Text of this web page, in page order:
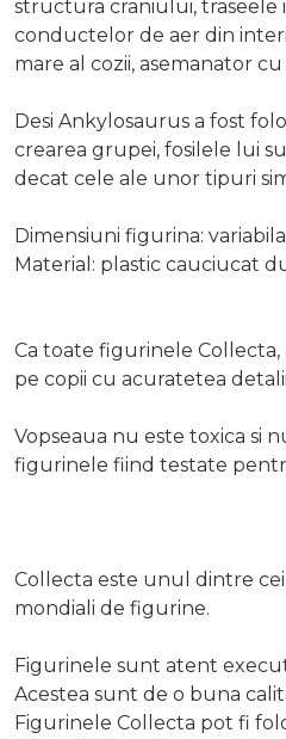
structura craniului, traseele
conductelor de aer din
mare al cozii, asemanator
Desi Ankylosaurus a fost
crearea grupei, fosilele lui
decat cele ale unor tipuri
Dimensiuni figurina: variabila
Material: plastic cauciucat
Ca toate figurinele Collecta,
pe copii cu acuratetea
Vopseaua nu este toxica si
figurinele fiind testate
Collecta este unul dintre
mondiali de figurine.
Figurinele sunt atent
Acestea sunt de o buna
Figurinele Collecta pot fi